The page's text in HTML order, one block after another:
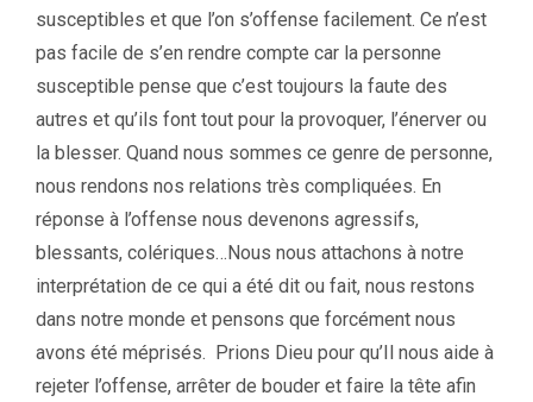
susceptibles et que l’on s’offense facilement. Ce n’est
pas facile de s’en rendre compte car la personne
susceptible pense que c’est toujours la faute des
autres et qu’ils font tout pour la provoquer, l’énerver ou
la blesser. Quand nous sommes ce genre de personne,
nous rendons nos relations très compliquées. En
réponse à l’offense nous devenons agressifs,
blessants, colériques…Nous nous attachons à notre
interprétation de ce qui a été dit ou fait, nous restons
dans notre monde et pensons que forcément nous
avons été méprisés. Prions Dieu pour qu’Il nous aide à
rejeter l’offense, arrêter de bouder et faire la tête afin